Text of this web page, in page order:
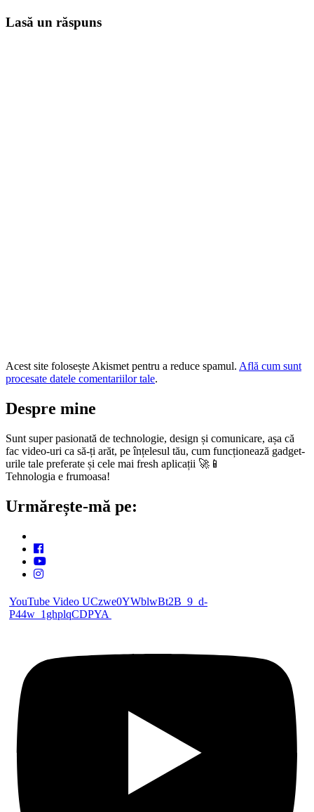
Lasă un răspuns
Acest site folosește Akismet pentru a reduce spamul. Află cum sunt
procesate datele comentariilor tale.
Despre mine
Sunt super pasionată de technologie, design și comunicare, așa că
fac video-uri ca să-ți arăt, pe înțelesul tău, cum funcționează gadget-
urile tale preferate și cele mai fresh aplicații 🚀📱
Tehnologia e frumoasa!
Urmărește-mă pe:
YouTube Video UCzwe0YWblwBt2B_9_d-
P44w_1ghplqCDPYA